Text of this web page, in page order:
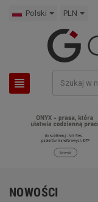
Polski PLN
view_headline
NOWOŚCI